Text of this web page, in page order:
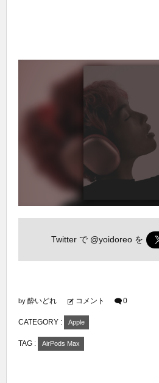
Twitter で @yoidoreo を
by 酔いどれ コメント 0
CATEGORY : Apple
TAG : AirPods Max